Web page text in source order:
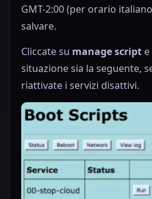
GMT-2:00 (per orario
salvare.
Cliccate su manage script
situazione sia la seguente,
riattivate i servizi disattivi.